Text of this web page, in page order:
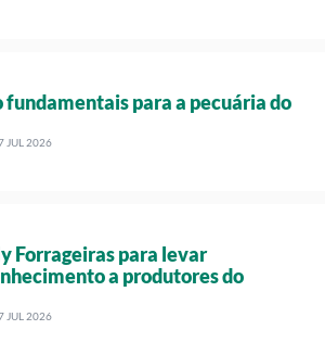
fundamentais para a pecuária do
JUL 2026
Forrageiras para levar
a produtores do
JUL 2026